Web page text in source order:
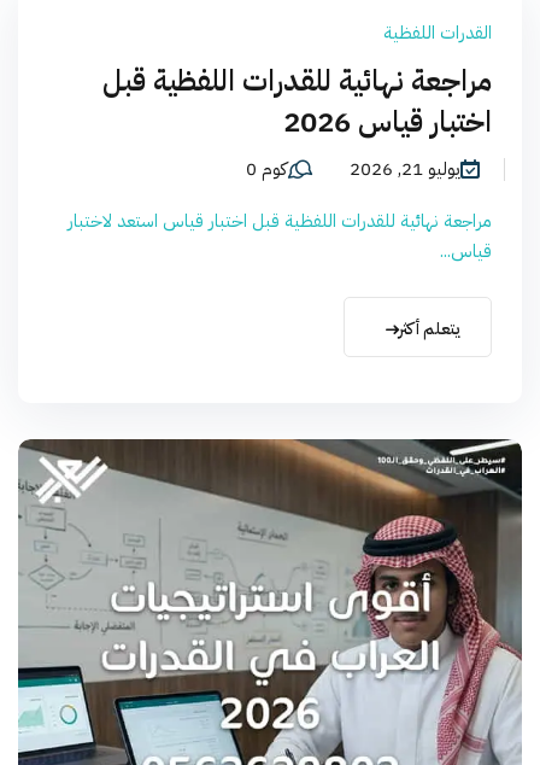
القدرات اللفظية
مراجعة نهائية للقدرات اللفظية قبل
اختبار قياس 2026
يوليو 21, 2026
كوم 0
مراجعة نهائية للقدرات اللفظية قبل اختبار قياس استعد لاختبار
قياس...
يتعلم أكثر